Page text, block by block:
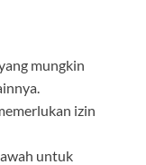
mungkin
izin
untuk